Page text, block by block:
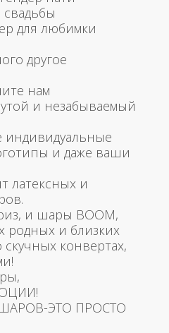
для любимки
другое
нам
и незабываемый
индивидуальные
и даже ваши
латексных и
и шары BOOM,
родных и близких
скучных конвертах,
ЭТО ПРОСТО